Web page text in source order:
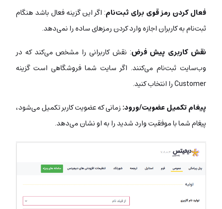
فعال کردن رمز قوی برای ثبت‌نام: اگر این گزینه فعال باشد هنگام
ثبت‌نام به کاربران اجازه وارد کردن رمزهای ساده را نمی‌دهد.
نقش کاربری پیش فرض: نقش کاربرانی را مشخص می‌کند که در
وب‌سایت ثبت‌نام می‌کنند. اگر سایت شما فروشگاهی است گزینه
Customer را انتخاب کنید.
پیغام تکمیل عضویت/ورود:زمانی که عضویت کاربر تکمیل می‌شود،
پیغام شما با موفقیت وارد شدید را به او نشان می‌دهد.